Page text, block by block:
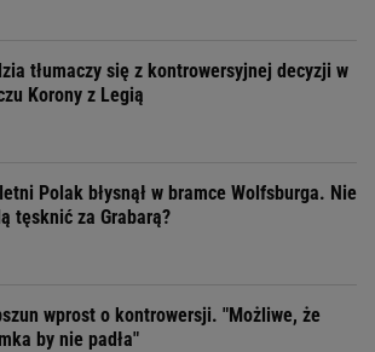
tłumaczy się z kontrowersyjnej decyzji w
Korony z Legią
Polak błysnął w bramce Wolfsburga. Nie
tęsknić za Grabarą?
wprost o kontrowersji. "Możliwe, że
by nie padła"